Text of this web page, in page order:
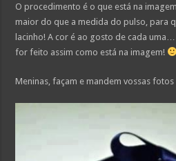
O procedimento é o que está na
maior do que a medida do pulso, para
lacinho! A cor é ao gosto de cada
for feito assim como está na imagem!
Meninas, façam e mandem vossas